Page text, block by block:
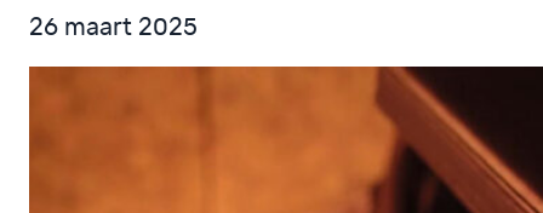
26 maart 2025